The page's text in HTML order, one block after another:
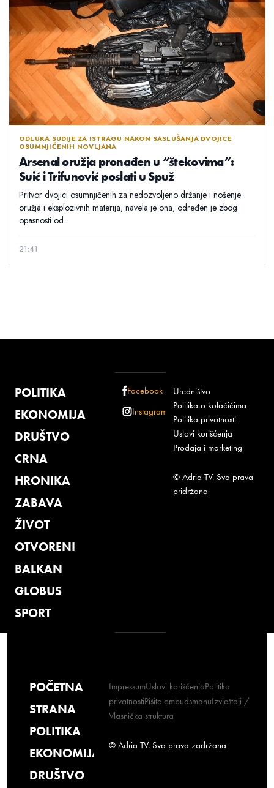
ODLUKA SUDIJE ZA ISTRAGU NAKON SASLUŠANJA DVOJICE
OSUMNJIČENIH NOVLJANA
Arsenal oružja pronađen u “štekovima”:
Suić i Trifunović poslati u Spuž
Pritvor dvojici osumnjičenih za nedozvoljeno držanje i nošenje
oružja i eksplozivnih materija, navela je ona, određen je zbog
opasnosti od...
21:41
POLITIKA
EKONOMIJA
DRUŠTVO
CRNA
HRONIKA
ZABAVA
ŽIVOT
OTVORENI
BALKAN
GLOBUS
SPORT
Facebook
Instagram
Uredništvo
Politika o kolačićima
Politika privatnosti
Uslovi korišćenja
Prodaja i marketing
© Adria TV. Sva prava
pridržana
POČETNA
STRANA
POLITIKA
EKONOMIJA
DRUŠTVO
ImpressumUslovi korišćenjaPolitika
privatnostiPišite ombudsmanuIzvještaji /
Vlasnička struktura
© Adria TV. Sva prava zadržana